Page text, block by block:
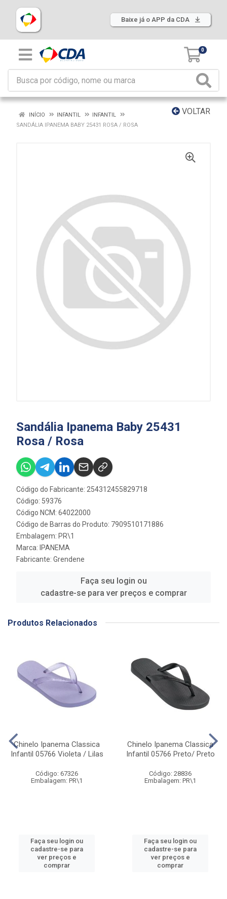
Baixe já o APP da CDA
0
VOLTAR
INÍCIO INFANTIL
INFANTIL
SANDÁLIA IPANEMA BABY 25431 ROSA / ROSA
Sandália Ipanema Baby 25431
Rosa / Rosa
Código do Fabricante: 254312455829718
Código: 59376
Código NCM: 64022000
Código de Barras do Produto: 7909510171886
Embalagem: PR\1
Marca: IPANEMA
Fabricante: Grendene
Faça seu login ou
cadastre-se para ver preços e comprar
Produtos Relacionados
Chinelo Ipanema Classica
Infantil 05766 Violeta / Lilas
Código: 67326
Embalagem: PR\1
Faça seu login ou
cadastre-se para
ver preços e
comprar
Chinelo Ipanema Classica
Infantil 05766 Preto/ Preto
Código: 28836
Embalagem: PR\1
Faça seu login ou
cadastre-se para
ver preços e
comprar